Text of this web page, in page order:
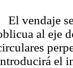
El vendaje
al eje
el